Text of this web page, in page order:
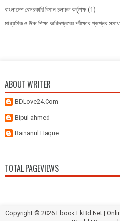
বাংলাদেশ বেসরকারি বিমান চলাচল কর্তৃপক্ষ (1)
মাধ্যমিক ও উচ্চ শিক্ষা অধিদপ্তরের পরীক্ষার প্রশ্নের
ABOUT WRITER
BDLove24.Com
Bipul ahmed
Raihanul Haque
TOTAL PAGEVIEWS
Copyright © 2026 Ebook.EkBd.Net |